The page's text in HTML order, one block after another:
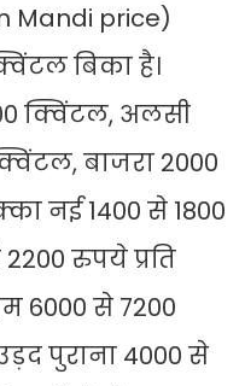
Mandi price)
बिका है।
क्विंटल, अलसी
बाजरा 2000
नई 1400 से 1800
रुपये प्रति
6000 से 7200
पुराना 4000 से